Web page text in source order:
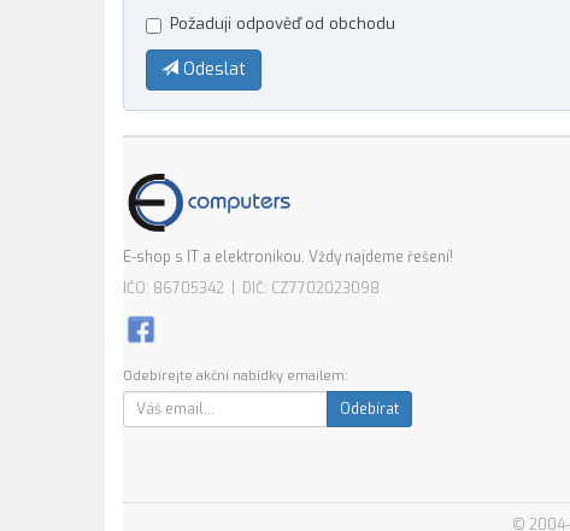
Požaduji odpověď od obchodu
Odeslat
E-shop s IT a elektronikou. Vždy najdeme řešení!
IČO: 86705342 | DIČ: CZ7702023098
Odebírejte akční nabídky emailem:
Odebírat
©